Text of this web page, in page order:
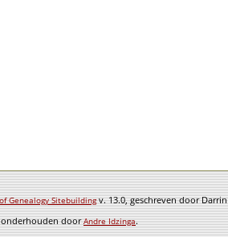
Genealogy Sitebuildingv. 13.0, geschreven door
onderhouden doorAndre Idzinga.